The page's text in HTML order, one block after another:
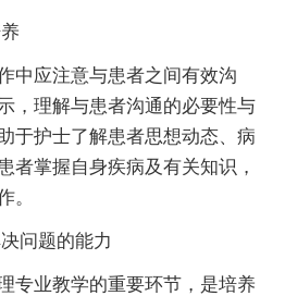
中应注意与患者之间有效沟
，理解与患者沟通的必要性与
于护士了解患者思想动态、病
者掌握自身疾病及有关知识，
。
问题的能力
专业教学的重要环节，是培养